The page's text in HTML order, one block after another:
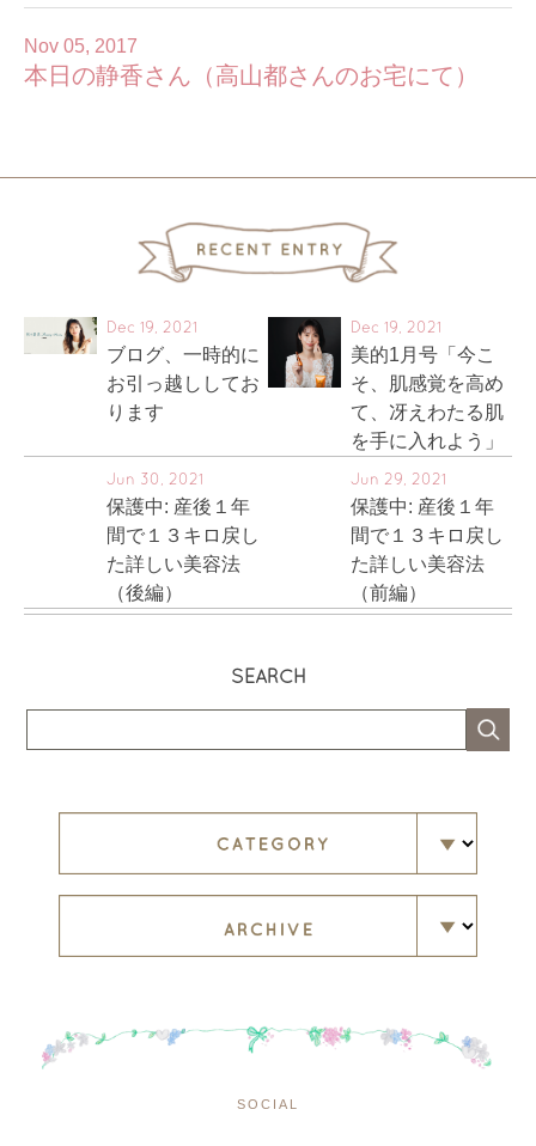
Nov 05, 2017
本日の静香さん（高山都さんのお宅にて）
Dec 19, 2021
ブログ、一時的に
お引っ越ししてお
ります
Dec 19, 2021
美的1月号「今こ
そ、肌感覚を高め
て、冴えわたる肌
を手に入れよう」
Jun 30, 2021
保護中: 産後１年
間で１３キロ戻し
た詳しい美容法
（後編）
Jun 29, 2021
保護中: 産後１年
間で１３キロ戻し
た詳しい美容法
（前編）
SEARCH
SOCIAL